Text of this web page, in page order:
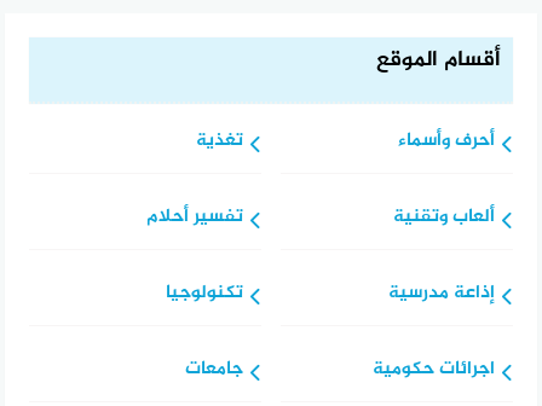
أقسام الموقع
أحرف وأسماء
ألعاب وتقنية
إذاعة مدرسية
اجرائات حكومية
تغذية
تفسير أحلام
تكنولوجيا
جامعات